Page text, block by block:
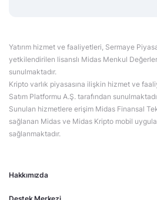
Hakkımızda
Yatırım hizmet ve faaliyetleri, Sermaye
yetkilendirilen lisanslı Midas Menkul
sunulmaktadır.
Kripto varlık piyasasına ilişkin hizmet ve
Satım Platformu A.Ş. tarafından
Sunulan hizmetlere erişim Midas Finansal
sağlanan Midas ve Midas Kripto mobil
sağlanmaktadır.